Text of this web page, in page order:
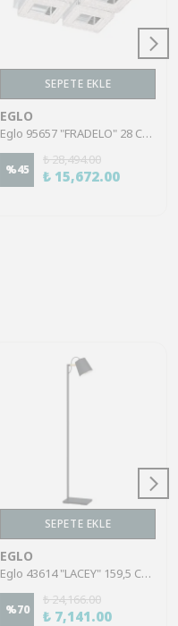
SEPETE EKLE
EGLO
Eglo 95657 "FRADELO" 28 Cm Uzunluğunda Çelik Krom Duvar Tavan Armatürü
%45
₺ 28,494.00
₺ 15,672.00
SEPETE EKLE
EGLO
Eglo 43614 "LACEY" 159,5 Cm Yüksekliğinde Çelik, Ahşap Köşe Lambası Lambader
%70
₺ 24,166.00
₺ 7,141.00